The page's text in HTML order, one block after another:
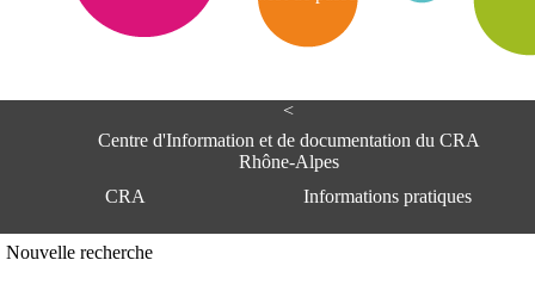
<
Centre d'Information et de documentation du CRA
Rhône-Alpes
CRA
Informations pratiques
Nouvelle recherche
e
e